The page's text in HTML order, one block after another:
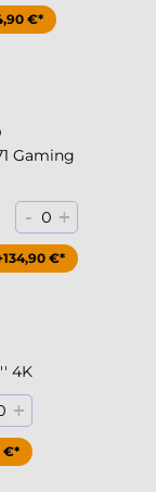
€*
Gaming
- 0 +
€*
€*
4K
+
€*